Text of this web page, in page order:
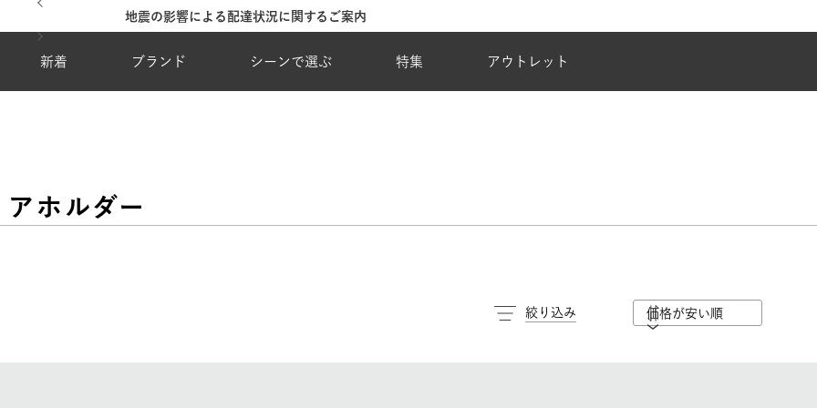
地震の影響による配達状況に関するご案内
新着 ブランド シーンで選ぶ 特集 アウトレット
ホルダー
絞り込み 価格が安い順